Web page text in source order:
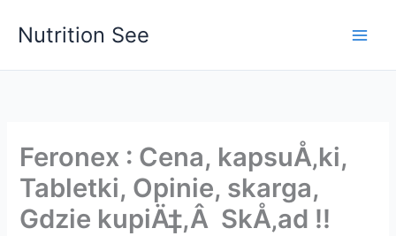
Nutrition See
Feronex : Cena, kapsuÅ‚ki,
Tabletki, Opinie, skarga,
Gdzie kupiÄ‡,Â SkÅ‚ad !!